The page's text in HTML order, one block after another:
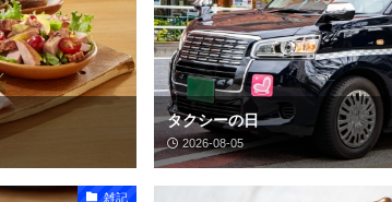
タクシーの日
2026-08-05
雑記